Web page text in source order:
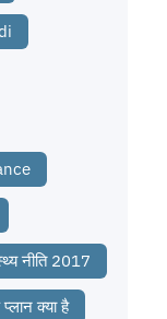
नीति 2017
क्या है